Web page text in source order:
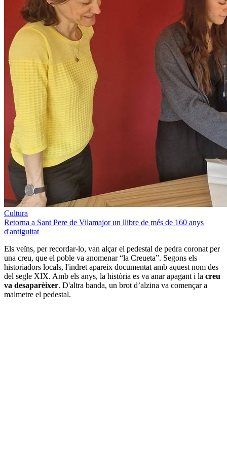
Cultura
Retorna a Sant Pere de Vilamajor un llibre de més de 160 anys
d'antiguitat
Els veïns, per recordar-lo, van alçar el pedestal de pedra coronat per
una creu, que el poble va anomenar “la Creueta”. Segons els
historiadors locals, l'indret apareix documentat amb aquest nom des
del segle XIX. Amb els anys, la història es va anar apagant i la creu
va desaparèixer. D'altra banda, un brot d’alzina va començar a
malmetre el pedestal.